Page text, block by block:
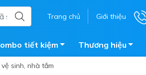
Trang chủ Giới thiệu
tiết kiệm Thương hiệu
sinh, nhà tắm